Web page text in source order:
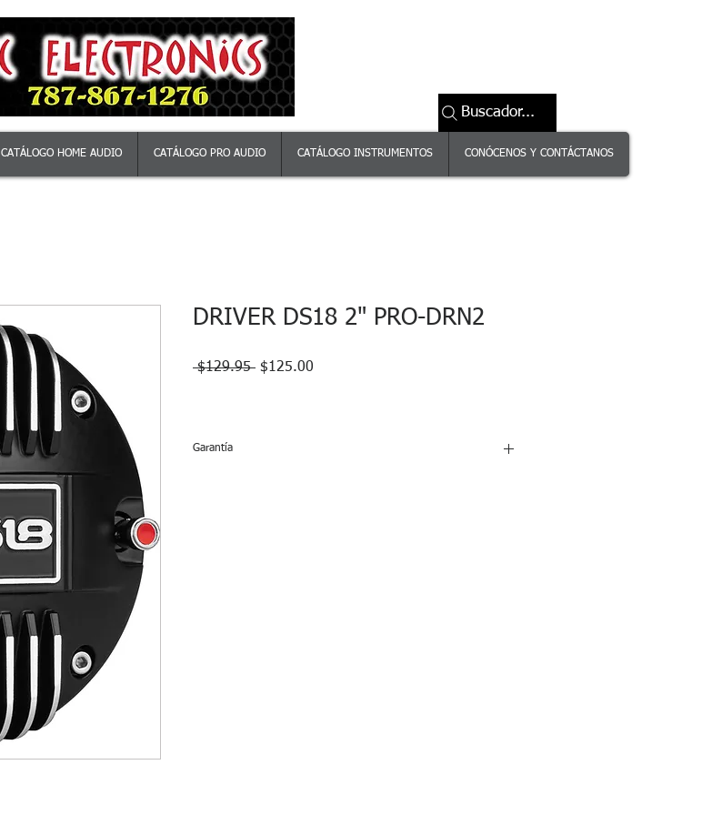
Buscador...
CATÁLOGO HOME AUDIO CATÁLOGO PRO AUDIO CATÁLOGO INSTRUMENTOS CONÓCENOS Y CONTÁCTANOS
DRIVER DS18 2" PRO-DRN2
$129.95 Precio
$125.00
Garantía